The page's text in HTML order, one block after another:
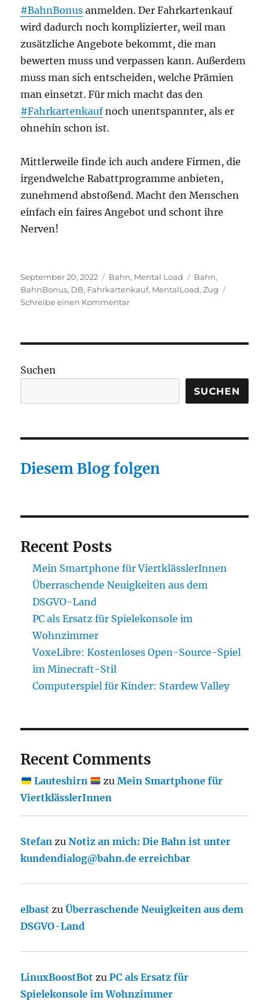
#BahnBonus anmelden. Der Fahrkartenkauf
wird dadurch noch komplizierter, weil man
zusätzliche Angebote bekommt, die man
bewerten muss und verpassen kann. Außerdem
muss man sich entscheiden, welche Prämien
man einsetzt. Für mich macht das den
#Fahrkartenkaufnoch unentspannter, als er
ohnehin schon ist.
Mittlerweile finde ich auch andere Firmen, die
irgendwelche Rabattprogramme anbieten,
zunehmend abstoßend. Macht den Menschen
einfach ein faires Angebot und schont ihre
Nerven!
Veröffentlicht
am
September 20, 2022 Kategorien
Bahn, Mental Load Schlagwörter
Bahn,
BahnBonus, DB, Fahrkartenkauf, MentalLoad,Zug
Schreibe einen Kommentarzu
Suchen
SUCHEN
Diesem Blog folgen
Recent Posts
Mein Smartphone für ViertklässlerInnen
Überraschende Neuigkeiten aus dem
DSGVO-Land
PC als Ersatz für Spielekonsole im
Wohnzimmer
VoxeLibre: Kostenloses Open-Source-Spiel
im Minecraft-Stil
Computerspiel für Kinder: Stardew Valley
Recent Comments
Lauteshirn zu Mein Smartphone für
ViertklässlerInnen
Stefan zuNotiz an mich: Die Bahn ist unter
kundendialog@bahn.de erreichbar
elbast zuÜberraschende Neuigkeiten aus dem
DSGVO-Land
LinuxBoostBot zuPC als Ersatz für
Spielekonsole im Wohnzimmer